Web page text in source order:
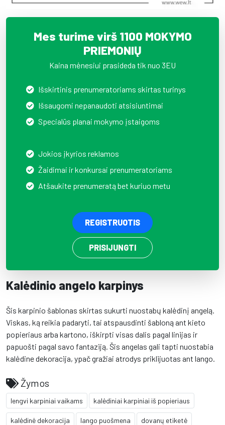
Mes turime virš 1100 MOKYMO
PRIEMONIŲ
Kaina mėnesiui prasideda tik nuo 3EU
Išskirtinis prenumeratoriams skirtas turinys
Išsaugomi nepanaudoti atsisiuntimai
Specialūs planai mokymo įstaigoms
Jokios įkyrios reklamos
Žaidimai ir konkursai prenumeratoriams
Atšaukite prenumeratą bet kuriuo metu
REGISTRUOTIS
PRISIJUNGTI
Kalėdinio angelo karpinys
Šis karpinio šablonas skirtas sukurti nuostabų kalėdinį angelą.
Viskas, ką reikia padaryti, tai atspausdinti šabloną ant kieto
popieriaus arba kartono, iškirpti visas dalis pagal linijas ir
papuošti pagal savo fantaziją. Šis angelas gali tapti nuostabia
kalėdine dekoracija, ypač gražiai atrodys priklijuotas ant lango.
Žymos
lengvi karpiniai vaikams kalėdiniai karpiniai iš popieriaus
kalėdinė dekoracija lango puošmena dovanų etiketė